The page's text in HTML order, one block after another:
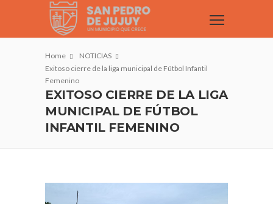
Home
NOTICIAS
Exitoso cierre de la liga municipal de Fútbol Infantil
Femenino
EXITOSO CIERRE DE LA LIGA
MUNICIPAL DE FÚTBOL
INFANTIL FEMENINO